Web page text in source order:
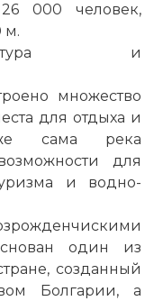
26 000 человек,
м.
и
множество
для отдыха и
сама река
для
и водно-
один из
созданный
Болгарии, а